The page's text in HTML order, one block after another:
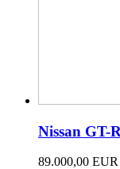
Nissan
89.000,00 EUR